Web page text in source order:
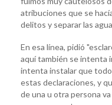
atribuciones que se
delitos y separar las
En esa línea, pidió
aquí también se intenta
intenta instalar que
estas declaraciones, y
de una u otra persona